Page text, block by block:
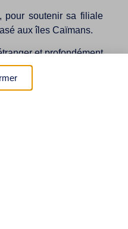
pour soutenir sa filiale
aux îles Caïmans.
et profondément